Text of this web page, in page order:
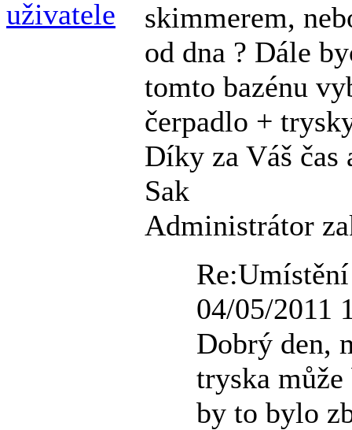
skimmerem,
od dna ? Dále
tomto bazénu
čerpadlo +
Díky za Váš čas
Sak
Administrátor
04/05/2011
Dobrý den,
tryska
by to bylo